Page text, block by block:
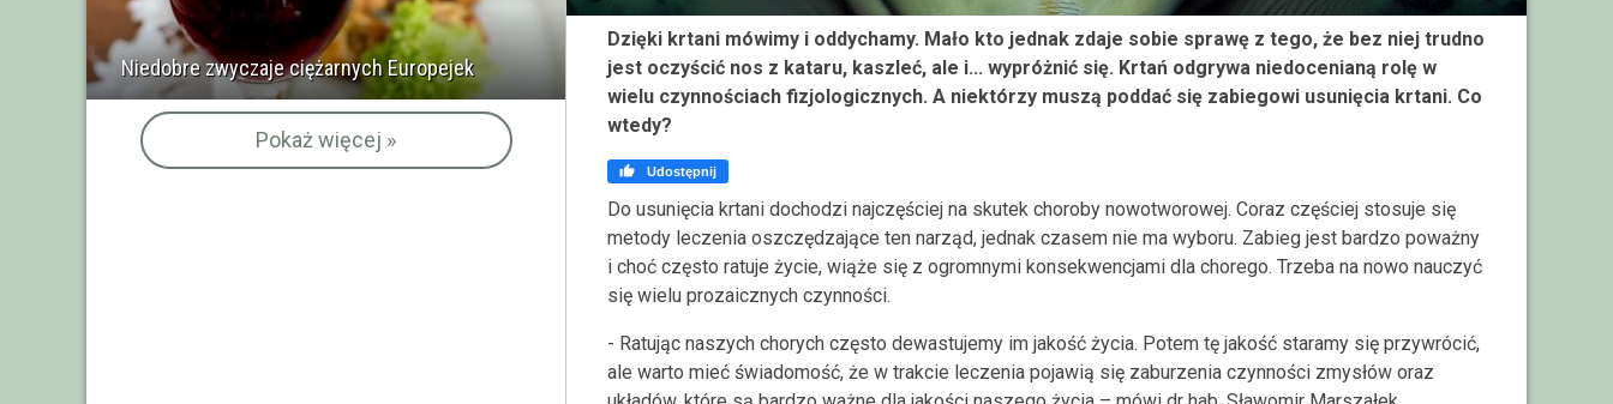
Dzięki krtani mówimy i oddychamy. Mało kto jednak zdaje sobie sprawę z tego, że bez niej trudno
jest oczyścić nos z kataru, kaszleć, ale i... wypróżnić się. Krtań odgrywa niedocenianą rolę w
wielu czynnościach fizjologicznych. A niektórzy muszą poddać się zabiegowi usunięcia krtani. Co
wtedy?
 Udostępnij
Do usunięcia krtani dochodzi najczęściej na skutek choroby nowotworowej. Coraz częściej stosuje się
metody leczenia oszczędzające ten narząd, jednak czasem nie ma wyboru. Zabieg jest bardzo poważny
i choć często ratuje życie, wiąże się z ogromnymi konsekwencjami dla chorego. Trzeba na nowo nauczyć
się wielu prozaicznych czynności.
- Ratując naszych chorych często dewastujemy im jakość życia. Potem tę jakość staramy się przywrócić,
ale warto mieć świadomość, że w trakcie leczenia pojawią się zaburzenia czynności zmysłów oraz
Niedobre zwyczaje ciężarnych Europejek
Pokaż więcej »